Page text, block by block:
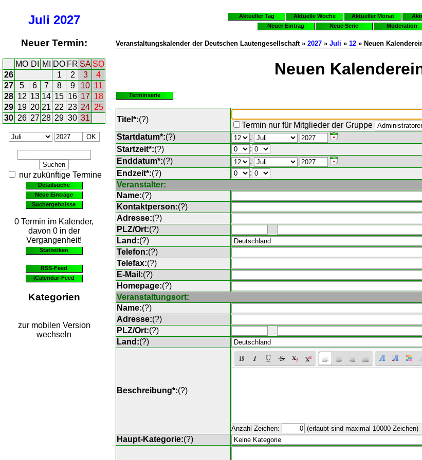
Juli 2027
Neuer Termin:
MO DI MI DO FR SA SO
26
1 2 3
4
27
5 6 7 8 9 10 11
28 12 13 14 15 16 17 18
29 19 20 21 22 23 24 25
30 26 27 28 29 30 31
nur zukünftige Termine
Detailsuche
Neue Einträge
Suchergebnisse
0 Termin im Kalender,
davon 0 in der
Vergangenheit!
Statistiken
RSS-Feed
iCalendar-Feed
Kategorien
zur mobilen Version
wechseln
Aktueller Tag Aktuelle Woche Aktueller Monat
Neuer Eintrag
Neue Serie Moderation
Veranstaltungskalender der Deutschen Lautengesellschaft » 2027 » Juli » 12 » Neuen
Neuen
Terminserie
Titel*:(?)
Termin nur für Mitglieder der Gruppe
Startdatum*:(?)
.
Startzeit*:(?) :
Enddatum*:(?) .
Endzeit*:(?) :
Veranstalter:
Name:(?)
Kontaktperson:(?)
Adresse:(?)
PLZ/Ort:(?)
Land:(?)
Telefon:(?)
Telefax:(?)
E-Mail:(?)
Homepage:(?)
Veranstaltungsort:
Name:(?)
Adresse:(?)
PLZ/Ort:(?)
Land:(?)
Beschreibung*:(?)
Anzahl Zeichen: (erlaubt sind maximal 10000 Zeichen)
Haupt-Kategorie:(?)